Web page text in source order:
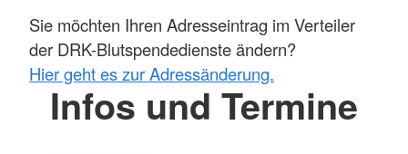
Sie möchten Ihren Adresseintrag im Verteiler
der DRK-Blutspendedienste ändern?
Hier geht es zur Adressänderung.
Infos und Termine